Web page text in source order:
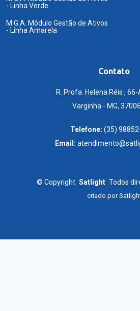
- Linha Verde
M.G.A. Módulo Gestão de Ativos
- Linha Amarela
Contato
R. Profa. Helena Réis ,
Varginha - MG,
Telefone: (35)
Email:
© Copyright Satlight Todos
criado por